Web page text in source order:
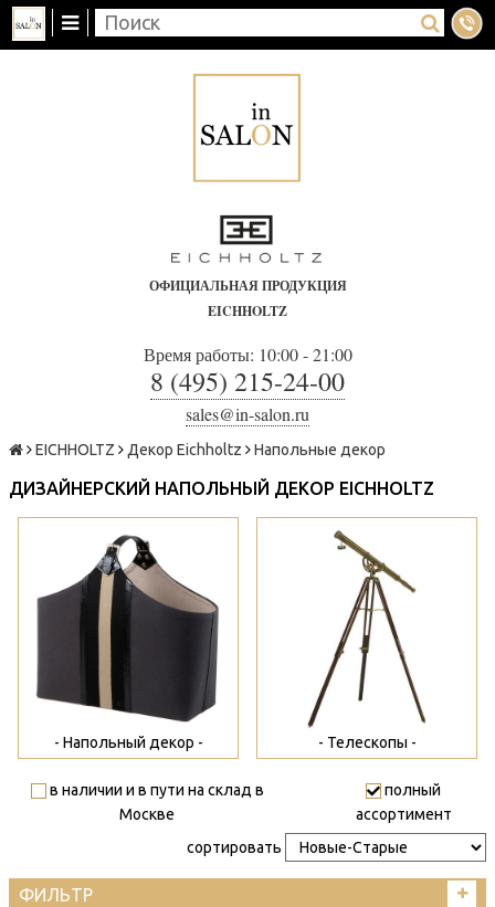
ОФИЦИАЛЬНАЯ ПРОДУКЦИЯ
EICHHOLTZ
Время работы: 10:00 - 21:00
8 (495) 215-24-00
sales@in-salon.ru
EICHHOLTZ Декор Eichholtz Напольные декор
ДИЗАЙНЕРСКИЙ НАПОЛЬНЫЙ ДЕКОР EICHHOLTZ
>
- Напольный декор - - Телескопы -
в наличии и в пути на склад в
Москве
полный
ассортимент
сортировать
ФИЛЬТР